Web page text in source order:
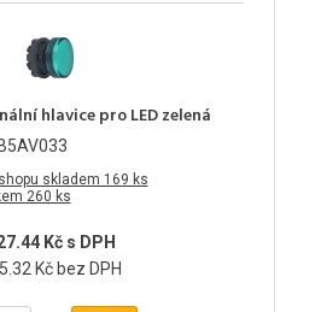
hlavice pro LED zelená
skladem 169 ks
260 ks
Kč s DPH
Kč bez DPH